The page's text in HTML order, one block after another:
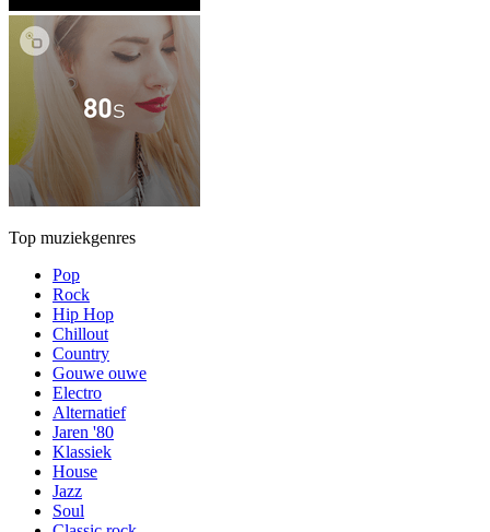
Top muziekgenres
Pop
Rock
Hip Hop
Chillout
Country
Gouwe ouwe
Electro
Alternatief
Jaren '80
Klassiek
House
Jazz
Soul